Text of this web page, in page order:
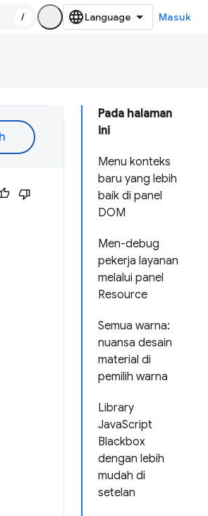
/ Masuk
Pada halaman
ini
Menu konteks
baru yang lebih
baik di panel
DOM
Men-debug
pekerja layanan
melalui panel
Resource
Semua warna:
nuansa desain
material di
pemilih warna
Library
JavaScript
Blackbox
dengan lebih
mudah di
setelan